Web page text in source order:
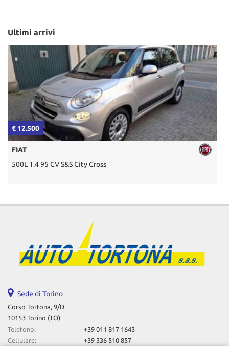
Ultimi arrivi
€ 12.500
FIAT
500L 1.4 95 CV S&S City Cross
Sede di Torino
Corso Tortona, 9/D
10153 Torino (TO)
Telefono:
+39 011 817 1643
Cellulare:
+39 336 510 857